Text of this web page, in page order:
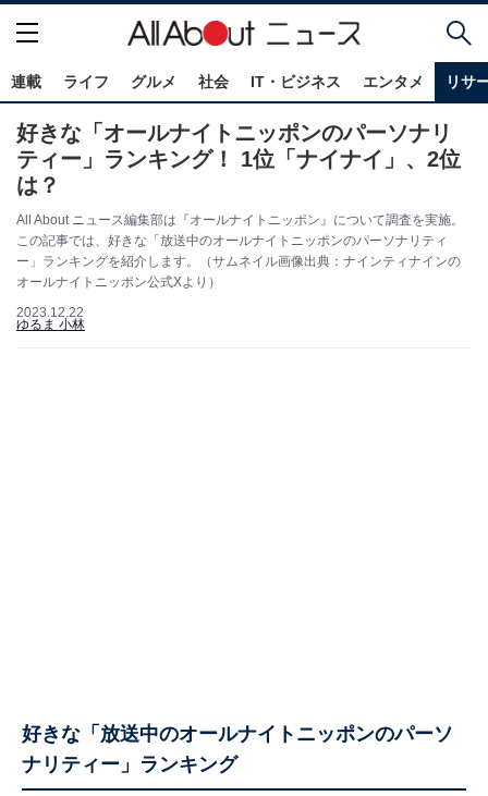
連載 ライフ グルメ 社会 IT・ビジネス エンタメ リサ
好きな「オールナイトニッポンのパーソナリ
ティー」ランキング！ 1位「ナイナイ」、2位
は？
All About ニュース編集部は『オールナイトニッポン』について調査を実施。
この記事では、好きな「放送中のオールナイトニッポンのパーソナリティ
ー」ランキングを紹介します。（サムネイル画像出典：ナインティナインの
オールナイトニッポン公式Xより）
2023.12.22
ゆるま 小林
好きな「放送中のオールナイトニッポンのパーソ
ナリティー」ランキング